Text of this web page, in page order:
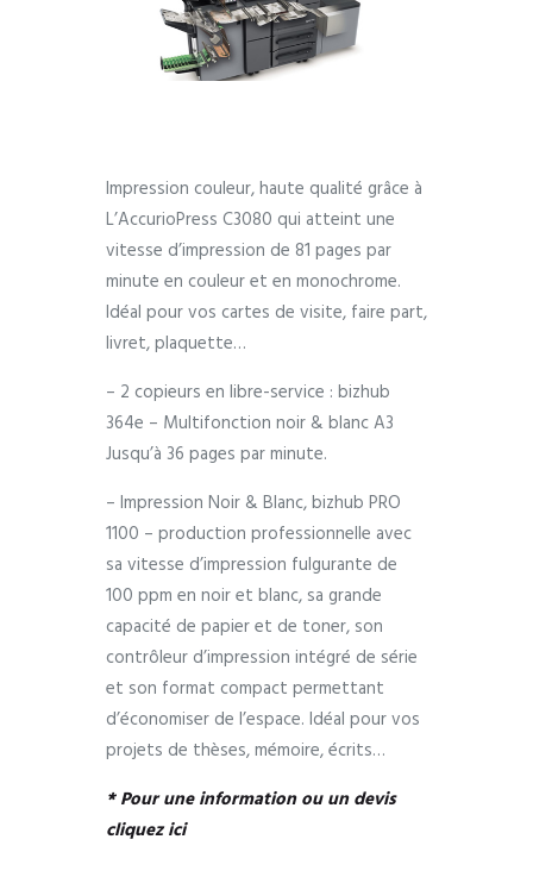
Impression couleur, haute qualité grâce à
L’AccurioPress C3080 qui atteint une
vitesse d’impression de 81 pages par
minute en couleur et en monochrome.
Idéal pour vos cartes de visite, faire part,
livret, plaquette…
– 2 copieurs en libre-service : bizhub
364e – Multifonction noir & blanc A3
Jusqu’à 36 pages par minute.
– Impression Noir & Blanc, bizhub PRO
1100 – production professionnelle avec
sa vitesse d’impression fulgurante de
100 ppm en noir et blanc, sa grande
capacité de papier et de toner, son
contrôleur d’impression intégré de série
et son format compact permettant
d’économiser de l’espace. Idéal pour vos
projets de thèses, mémoire, écrits…
* Pour une information ou un devis
cliquez ici